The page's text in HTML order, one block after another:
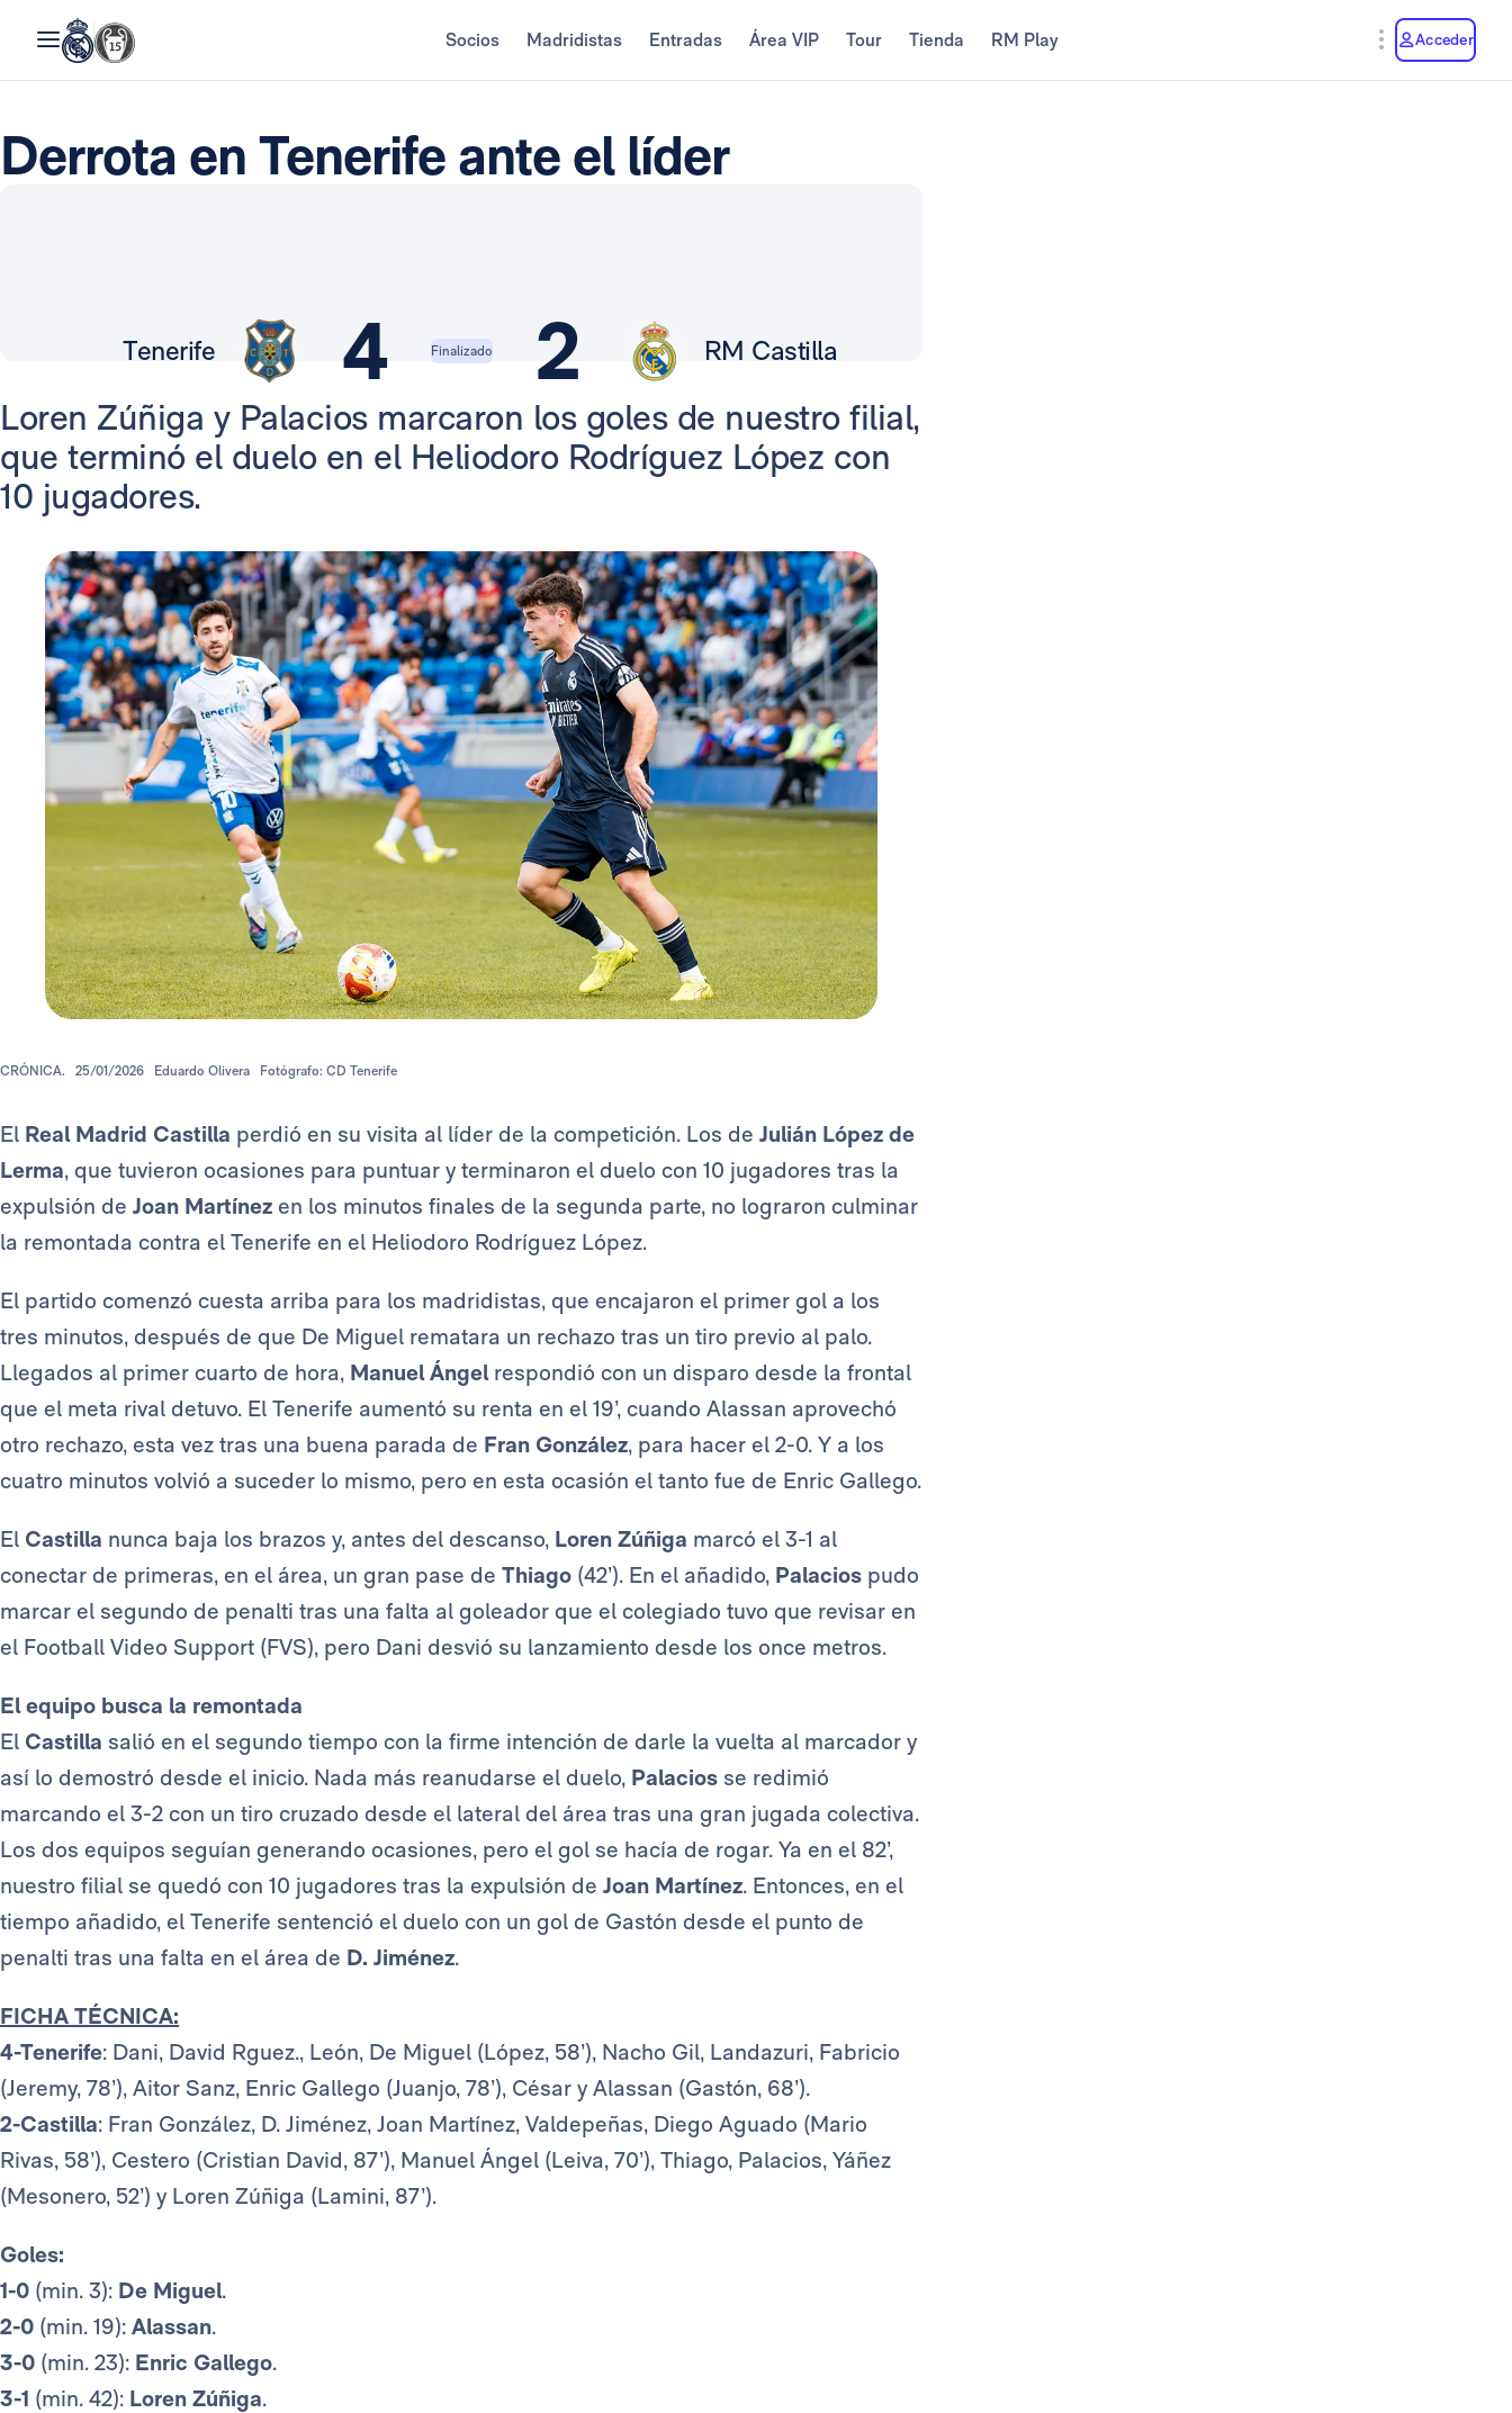
Socios Madridistas Entradas Área VIP Tour Tienda RM Play Acceder
Derrota en Tenerife ante el líder
4 2
Tenerife Finalizado RM Castilla
Loren Zúñiga y Palacios marcaron los goles de nuestro filial,
que terminó el duelo en el Heliodoro Rodríguez López con
10 jugadores.
CRÓNICA. 25/01/2026 Eduardo Olivera Fotógrafo: CD Tenerife
El Real Madrid Castilla perdió en su visita al líder de la competición. Los de Julián López de
Lerma, que tuvieron ocasiones para puntuar y terminaron el duelo con 10 jugadores tras la
expulsión de Joan Martínez en los minutos finales de la segunda parte, no lograron culminar
la remontada contra el Tenerife en el Heliodoro Rodríguez López.
El partido comenzó cuesta arriba para los madridistas, que encajaron el primer gol a los
tres minutos, después de que De Miguel rematara un rechazo tras un tiro previo al palo.
Llegados al primer cuarto de hora, Manuel Ángelrespondió con un disparo desde la frontal
que el meta rival detuvo. El Tenerife aumentó su renta en el 19’, cuando Alassan aprovechó
otro rechazo, esta vez tras una buena parada de Fran González, para hacer el 2-0. Y a los
cuatro minutos volvió a suceder lo mismo, pero en esta ocasión el tanto fue de Enric Gallego.
El Castilla nunca baja los brazos y, antes del descanso, Loren Zúñiga marcó el 3-1 al
conectar de primeras, en el área, un gran pase de Thiago (42’). En el añadido, Palacios pudo
marcar el segundo de penalti tras una falta al goleador que el colegiado tuvo que revisar en
el Football Video Support (FVS), pero Dani desvió su lanzamiento desde los once metros.
El equipo busca la remontada
El Castilla salió en el segundo tiempo con la firme intención de darle la vuelta al marcador y
así lo demostró desde el inicio. Nada más reanudarse el duelo, Palacios se redimió
marcando el 3-2 con un tiro cruzado desde el lateral del área tras una gran jugada colectiva.
Los dos equipos seguían generando ocasiones, pero el gol se hacía de rogar. Ya en el 82’,
nuestro filial se quedó con 10 jugadores tras la expulsión de Joan Martínez. Entonces, en el
tiempo añadido, el Tenerife sentenció el duelo con un gol de Gastón desde el punto de
penalti tras una falta en el área de D. Jiménez.
FICHA TÉCNICA:
4-Tenerife: Dani, David Rguez., León, De Miguel (López, 58’), Nacho Gil, Landazuri, Fabricio
(Jeremy, 78’), Aitor Sanz, Enric Gallego (Juanjo, 78’), César y Alassan (Gastón, 68’).
2-Castilla: Fran González, D. Jiménez, Joan Martínez, Valdepeñas, Diego Aguado (Mario
Rivas, 58’), Cestero (Cristian David, 87’), Manuel Ángel (Leiva, 70’), Thiago, Palacios, Yáñez
(Mesonero, 52’) y Loren Zúñiga (Lamini, 87’).
Goles:
1-0 (min. 3): De Miguel.
2-0 (min. 19): Alassan.
3-0 (min. 23): Enric Gallego.
3-1 (min. 42): Loren Zúñiga.